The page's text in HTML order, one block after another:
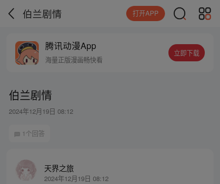
伯兰剧情 打开APP
腾讯动漫App
海量正版漫画畅快看
立即下载
伯兰剧情
2024年12月19日 08:12
1个回答
天界之旅
2024年12月19日 08:12